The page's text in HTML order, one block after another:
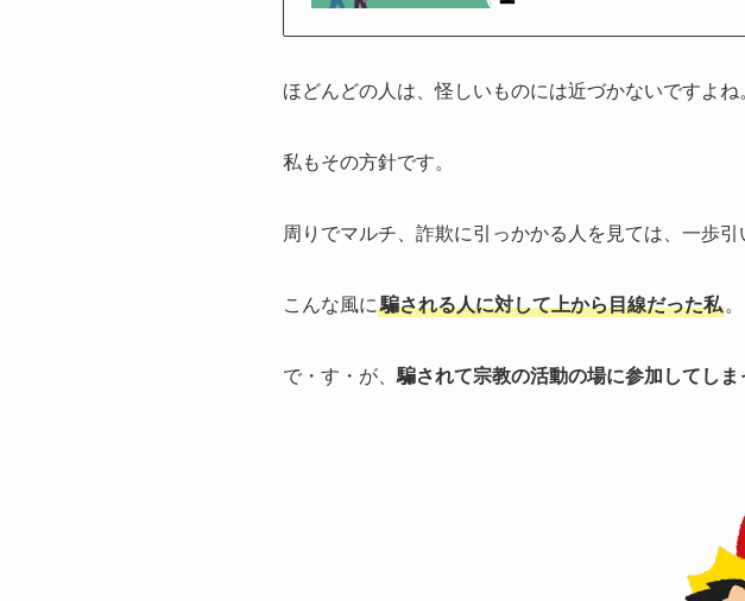
ほどんどの人は、怪しいものには近づかないですよね
私もその方針です。
周りでマルチ、詐欺に引っかかる人を見ては、一歩
こんな風に 騙される人に対して上から目線だった私 。
で・す・が、 騙されて宗教の活動の場に参加してしま